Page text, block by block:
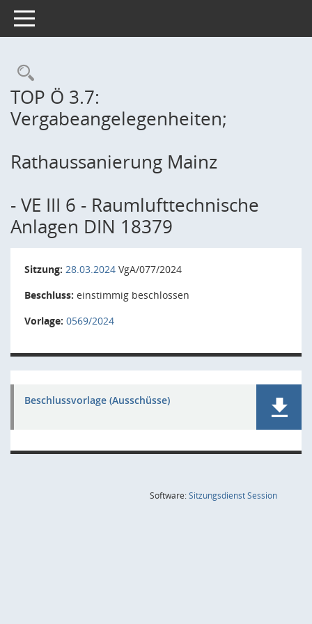
Toggle navigation
Rechercheauswahl
TOP Ö 3.7:
Vergabeangelegenheiten;
Rathaussanierung Mainz
- VE III 6 - Raumlufttechnische
Anlagen DIN 18379
Sitzung: 28.03.2024 VgA/077/2024
Beschluss: einstimmig beschlossen
Vorlage: 0569/2024
Beschlussvorlage (Ausschüsse)
Software:SitzungsdienstSession(Wird in